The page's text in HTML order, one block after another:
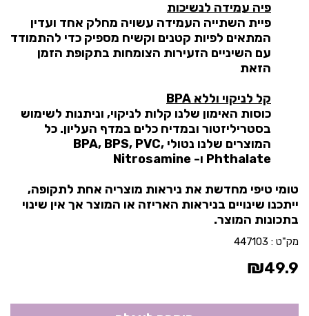
פיה עמידה לנשיכות
פיית השתייה העמידה עשויה מחלק אחד ועדין
המתאים לפיות קטנים וקשיח מספיק כדי להתמודד
עם השיניים הזעירות הצומחות בתקופת הזמן
הזאת
קל לניקוי וללא BPA
כוסות האימון שלנו קלות לניקוי, וניתנות לשימוש
בסטריליזטור ובמדיח כלים במדף העליון. כל
המוצרים שלנו נטולי BPA, BPS, PVC,
Phthalate ו- Nitrosamine
טומי טיפי מחדשת את ניראות מוצריה אחת לתקופה,
ייתכנו שינויים בניראות האריזה או המוצר אך אין שינוי
בתכונות המוצר.
מק"ט : 447103
₪49.9